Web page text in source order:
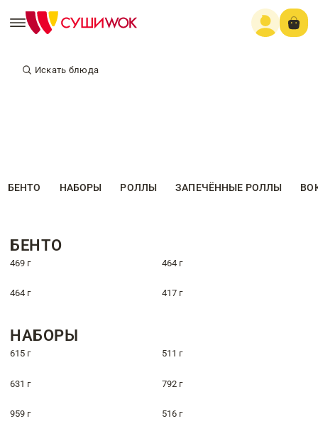
Искать блюда
БЕНТО НАБОРЫ РОЛЛЫ ЗАПЕЧЁННЫЕ РОЛЛЫ
БЕНТО
469 г 464 г
464 г 417 г
НАБОРЫ
615 г 511 г
631 г 792 г
959 г 516 г